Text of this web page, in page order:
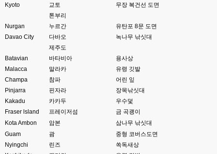
Kyoto
교토
무장 복건선 도면
톤부리
Nurgan
누르간
유탄포 8문 도면
Davao City
다바오
녹나무 낚싯대
제주도
Batavian
바타비아
용사상
Malacca
말라카
유령 깃발
Champa
참파
어린 잎
Pinjarra
핀자라
장목낚싯대
Kakadu
카카두
우수덫
Fraser lsland
프레이저섬
금 곡괭이
Kota Ambon
암본
삼나무 낚싯대
Guam
괌
중형 코버스도면
Nyingchi
린즈
쏙독새상
다른쪽에는 php8.4호스팅.
esils
라이믹스가 가볍긴한데 기능이라던지 좀 빠진부분도많고 안되는부분도많고
해서
맞아요...
고게임77
안되는거 진짜 많아요...
비슷은한데 또 불편한부분도 많더라구요